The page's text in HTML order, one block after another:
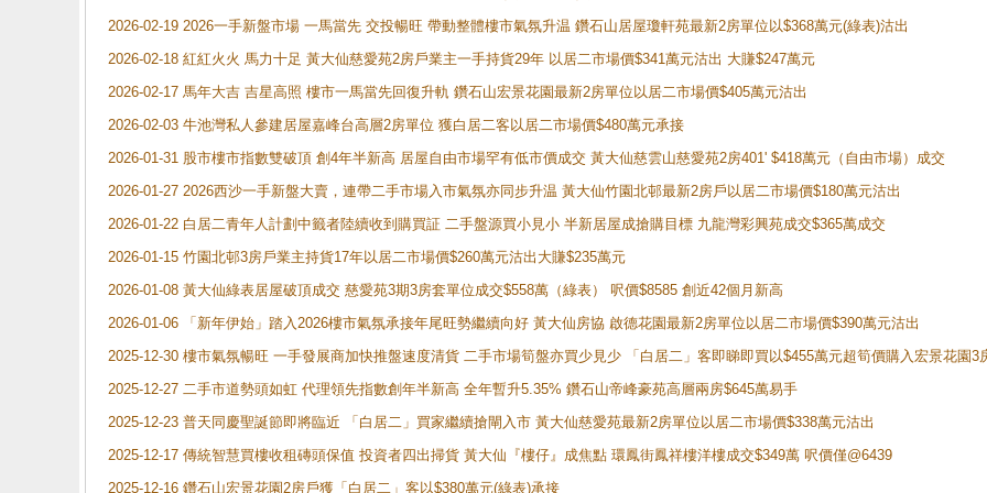
2026-02-19 2026一手新盤市場 一馬當先 交投暢旺 帶動整體樓市氣氛升温 鑽石山居屋瓊軒苑最新2房單位以$368萬元(綠表)沽出
2026-02-18 紅紅火火 馬力十足 黃大仙慈愛苑2房戶業主一手持貨29年 以居二市場價$341萬元沽出 大賺$247萬元
2026-02-17 馬年大吉 吉星高照 樓市一馬當先回復升軌 鑽石山宏景花園最新2房單位以居二市場價$405萬元沽出
2026-02-03 牛池灣私人參建居屋嘉峰台高層2房單位 獲白居二客以居二市場價$480萬元承接
2026-01-31 股市樓市指數雙破頂 創4年半新高 居屋自由市場罕有低市價成交 黃大仙慈雲山慈愛苑2房401' $418萬元（自由市場）成交
2026-01-27 2026西沙一手新盤大賣，連帶二手市場入市氣氛亦同步升温 黃大仙竹園北邨最新2房戶以居二市場價$180萬元沽出
2026-01-22 白居二青年人計劃中籤者陸續收到購買証 二手盤源買小見小 半新居屋成搶購目標 九龍灣彩興苑成交$365萬成交
2026-01-15 竹園北邨3房戶業主持貨17年以居二市場價$260萬元沽出大賺$235萬元
2026-01-08 黃大仙綠表居屋破頂成交 慈愛苑3期3房套單位成交$558萬（綠表） 呎價$8585 創近42個月新高
2026-01-06 「新年伊始」踏入2026樓市氣氛承接年尾旺勢繼續向好 黃大仙房協 啟德花園最新2房單位以居二市場價$390萬元沽出
2025-12-30 樓市氣氛暢旺 一手發展商加快推盤速度清貨 二手市場筍盤亦買少見少 「白居二」客即睇即買以$455萬元超筍價購入宏景花園3
2025-12-27 二手市道勢頭如虹 代理領先指數創年半新高 全年暫升5.35% 鑽石山帝峰豪苑高層兩房$645萬易手
2025-12-23 普天同慶聖誕節即將臨近 「白居二」買家繼續搶閘入市 黃大仙慈愛苑最新2房單位以居二市場價$338萬元沽出
2025-12-17 傳統智慧買樓收租磚頭保值 投資者四出掃貨 黃大仙『樓仔』成焦點 環鳳街鳳祥樓洋樓成交$349萬 呎價僅@6439
2025-12-16 鑽石山宏景花園2房戶獲「白居二」客以$380萬元(綠表)承接